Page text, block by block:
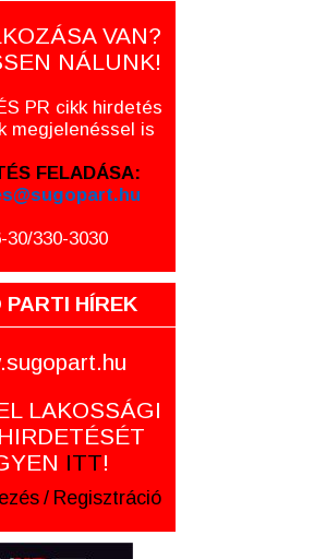
VAN?
NÁLUNK!
PR cikk hirdetés
megjelenéssel is
FELADÁSA:
30/330-3030
PARTI HÍREK
LAKOSSÁGI
ITT!
/ Regisztráció